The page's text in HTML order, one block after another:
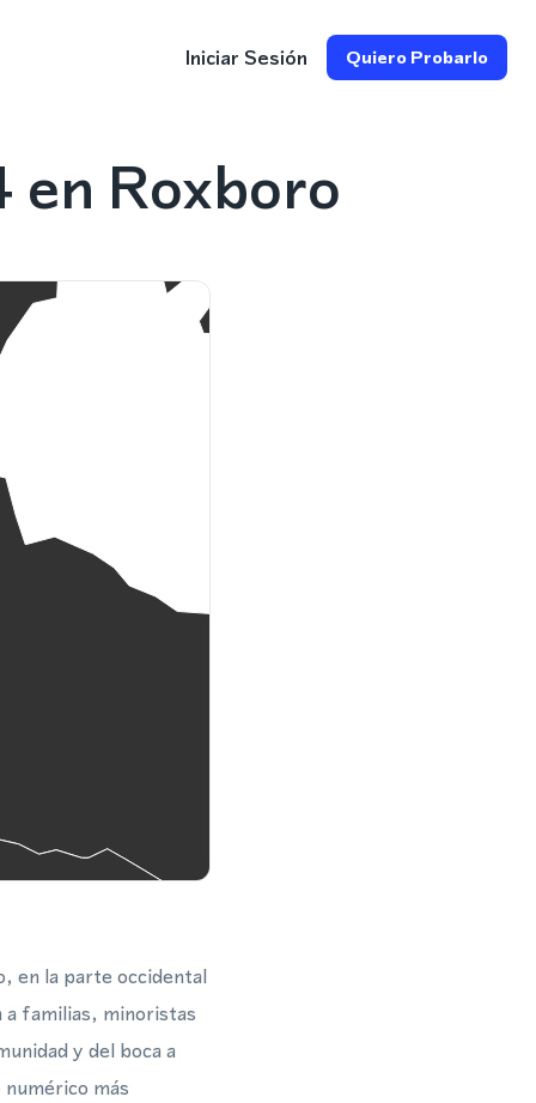
Iniciar Sesión Quiero Probarlo
Roxboro
en la parte occidental
familias, minoristas
y del boca a
más